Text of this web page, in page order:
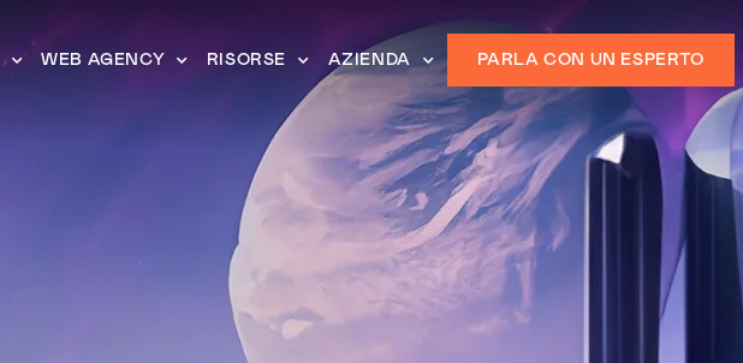
WEB AGENCY RISORSE AZIENDA PARLA CON UN ESPERTO